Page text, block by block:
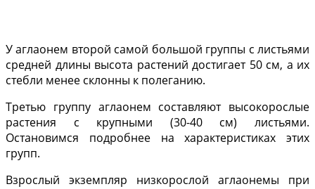
У аглаонем второй самой большой группы с листьями
средней длины высота растений дости­гает 50 см, а их
стебли менее склонны к полеганию.
Третью группу аглаонем составляют высокорослые
растения с крупными (30-40 см) листьями.
Остановимся подроб­нее на характерис­тиках этих
групп.
Взрослый экземпляр низкорослой аглаонемы при